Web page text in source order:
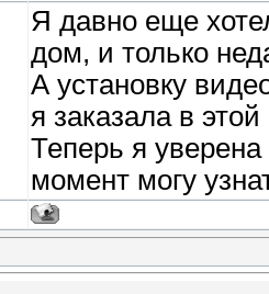
Я давно еще
дом, и только
А установку
я заказала в
Теперь я
момент могу